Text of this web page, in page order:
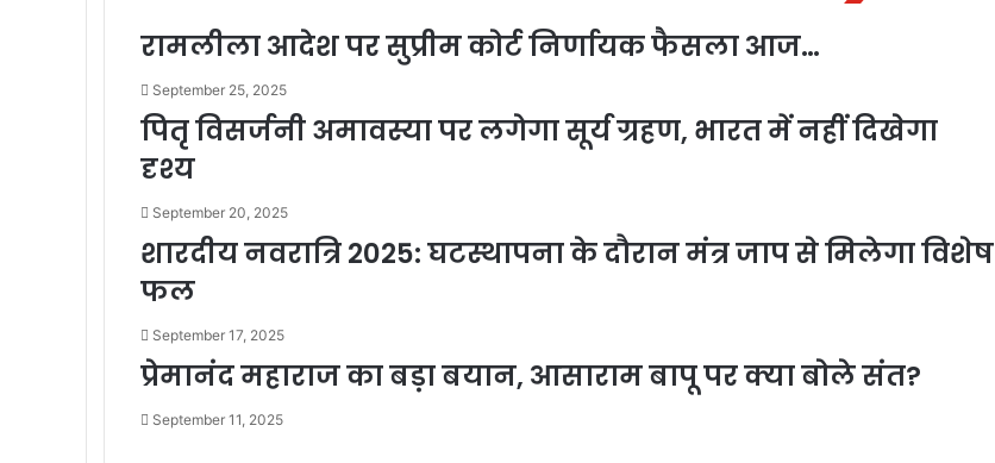
रामलीला आदेश पर सुप्रीम कोर्ट निर्णायक फैसला आज…
September 25, 2025
पितृ विसर्जनी अमावस्या पर लगेगा सूर्य ग्रहण, भारत में नहीं दिखेगा
दृश्य
September 20, 2025
शारदीय नवरात्रि 2025: घटस्थापना के दौरान मंत्र जाप से मिलेगा विशेष
फल
September 17, 2025
प्रेमानंद महाराज का बड़ा बयान, आसाराम बापू पर क्या बोले संत?
September 11, 2025